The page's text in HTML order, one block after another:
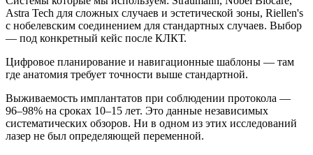
Astra Tech для сложных случаев и эстетической зоны, Riellen's
с нобелевским соединением для стандартных случаев. Выбор
— под конкретный кейс после КЛКТ.
Цифровое планирование и навигационные шаблоны — там
где анатомия требует точности выше стандартной.
Выживаемость имплантатов при соблюдении протокола —
96–98% на сроках 10–15 лет. Это данные независимых
систематических обзоров. Ни в одном из этих исследований
лазер не был определяющей переменной.